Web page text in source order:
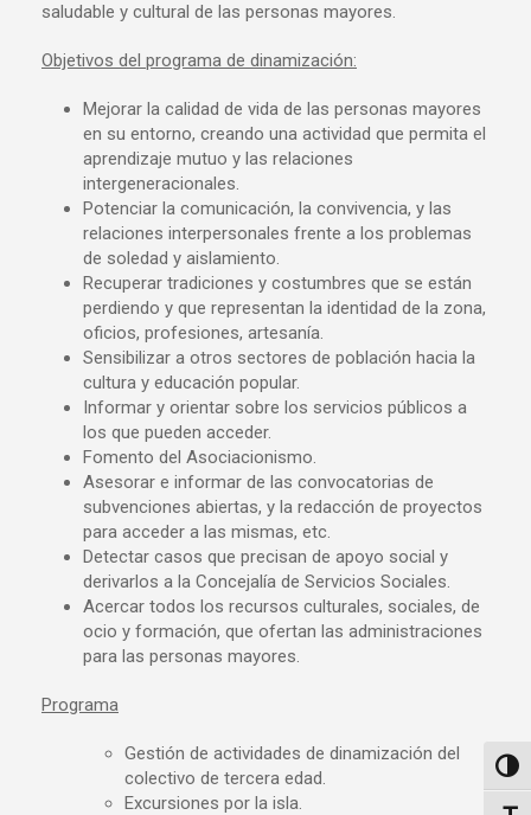
saludable y cultural de las personas mayores.
Objetivos del programa de dinamización:
Mejorar la calidad de vida de las personas mayores
en su entorno, creando una actividad que permita el
aprendizaje mutuo y las relaciones
intergeneracionales.
Potenciar la comunicación, la convivencia, y las
relaciones interpersonales frente a los problemas
de soledad y aislamiento.
Recuperar tradiciones y costumbres que se están
perdiendo y que representan la identidad de la zona,
oficios, profesiones, artesanía.
Sensibilizar a otros sectores de población hacia la
cultura y educación popular.
Informar y orientar sobre los servicios públicos a
los que pueden acceder.
Fomento del Asociacionismo.
Asesorar e informar de las convocatorias de
subvenciones abiertas, y la redacción de proyectos
para acceder a las mismas, etc.
Detectar casos que precisan de apoyo social y
derivarlos a la Concejalía de Servicios Sociales.
Acercar todos los recursos culturales, sociales, de
ocio y formación, que ofertan las administraciones
para las personas mayores.
Programa
Gestión de actividades de dinamización del
colectivo de tercera edad.
Excursiones por la isla.